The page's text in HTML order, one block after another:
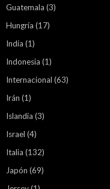
Guatemala (3)
Hungría (17)
India (1)
Indonesia (1)
Internacional (63)
Irán (1)
Islandia (3)
Israel (4)
Italia (132)
Japón (69)